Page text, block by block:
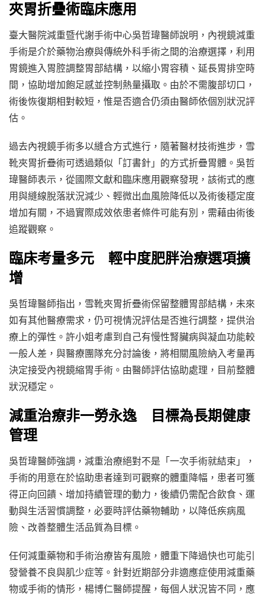
夾胃折疊術臨床應用
臺大醫院減重暨代謝手術中心吳哲瑋醫師說明，內視鏡減重
手術是介於藥物治療與傳統外科手術之間的治療選擇，利用
胃鏡進入胃腔調整胃部結構，以縮小胃容積、延長胃排空時
間，協助增加飽足感並控制熱量攝取。由於不需腹部切口，
術後恢復期相對較短，惟是否適合仍須由醫師依個別狀況評
估。
過去內視鏡手術多以縫合方式進行，隨著醫材技術進步，雪
靴夾胃折疊術可透過類似「訂書針」的方式折疊胃體。吳哲
瑋醫師表示，從國際文獻和臨床應用觀察發現，該術式的應
用與縫線脫落狀況減少、輕微出血風險降低以及術後穩定度
增加有關，不過實際成效依患者條件可能有別，需藉由術後
追蹤觀察。
臨床考量多元 輕中度肥胖治療選項擴
增
吳哲瑋醫師指出，雪靴夾胃折疊術保留整體胃部結構，未來
如有其他醫療需求，仍可視情況評估是否進行調整，提供治
療上的彈性。許小姐考慮到自己有慢性腎臟病與凝血功能較
一般人差，與醫療團隊充分討論後，將相關風險納入考量再
決定接受內視鏡縮胃手術。由醫師評估協助處理，目前整體
狀況穩定。
減重治療非一勞永逸 目標為長期健康
管理
吳哲瑋醫師強調，減重治療絕對不是「一次手術就結束」，
手術的用意在於協助患者達到可觀察的體重降幅，患者可獲
得正向回饋、增加持續管理的動力，後續仍需配合飲食、運
動與生活習慣調整，必要時評估藥物輔助，以降低疾病風
險、改善整體生活品質為目標。
任何減重藥物和手術治療皆有風險，體重下降過快也可能引
發營養不良與肌少症等。針對近期部分非適應症使用減重藥
物或手術的情形，楊博仁醫師提醒，每個人狀況皆不同，應